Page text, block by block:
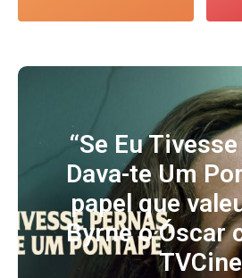
“Se Eu
Dava-te Um
papel que
Byrne o Óscar
TVCine